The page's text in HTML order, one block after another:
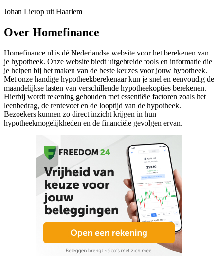
Johan Lierop uit Haarlem
Over Homefinance
Homefinance.nl is dé Nederlandse website voor het berekenen van
je hypotheek. Onze website biedt uitgebreide tools en informatie die
je helpen bij het maken van de beste keuzes voor jouw hypotheek.
Met onze handige hypotheekberekenaar kun je snel en eenvoudig de
maandelijkse lasten van verschillende hypotheekopties berekenen.
Hierbij wordt rekening gehouden met essentiële factoren zoals het
leenbedrag, de rentevoet en de looptijd van de hypotheek.
Bezoekers kunnen zo direct inzicht krijgen in hun
hypotheekmogelijkheden en de financiële gevolgen ervan.